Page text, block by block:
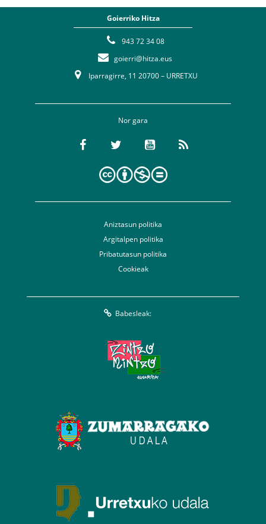
Goierriko Hitza
943 72 34 08
goierri@hitza.eus
Iparragirre, 11 20700 – URRETXU
Nor gara
Aniztasun politika
Argitalpen politika
Pribatutasun politika
Cookieak
Babesleak: